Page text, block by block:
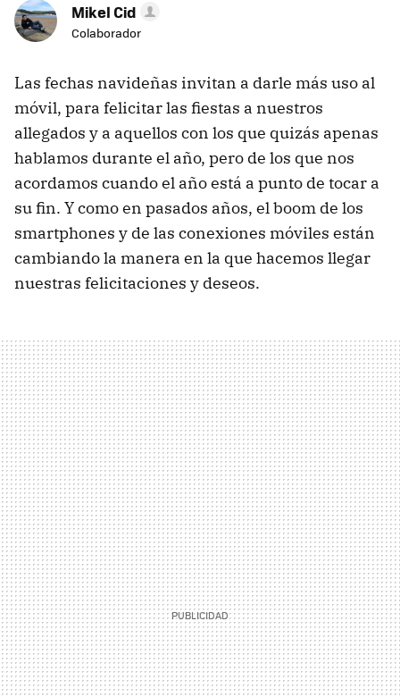
Mikel Cid
Colaborador
Las fechas navideñas invitan a darle más uso al
móvil, para felicitar las fiestas a nuestros
allegados y a aquellos con los que quizás apenas
hablamos durante el año, pero de los que nos
acordamos cuando el año está a punto de tocar a
su fin. Y como en pasados años, el boom de los
smartphones y de las conexiones móviles están
cambiando la manera en la que hacemos llegar
nuestras felicitaciones y deseos.